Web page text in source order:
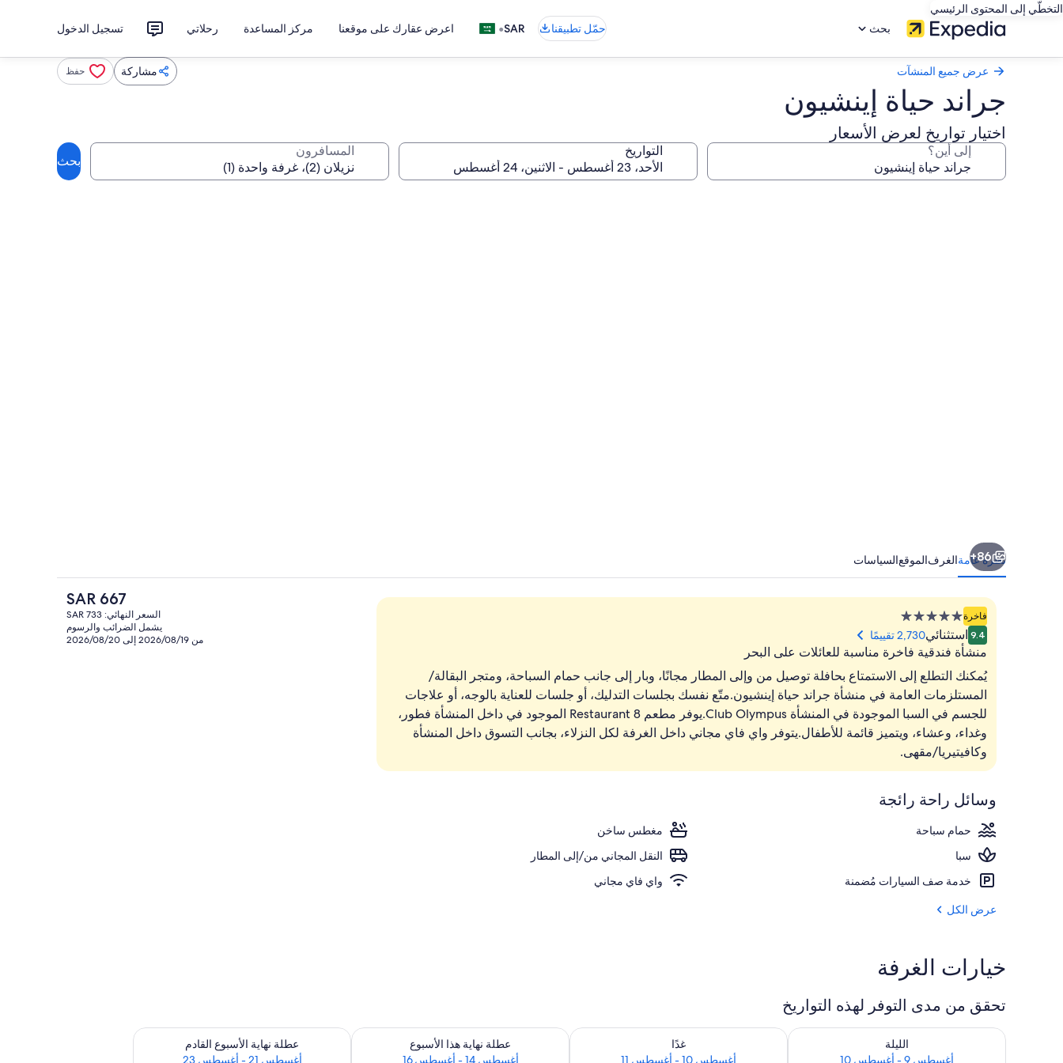
التخطّي إلى المحتوى الرئيسي
بحث
حمّل تطبيقنا SAR
• اعرض عقارك على موقعنا مركز المساعدة رحلاتي تسجيل الدخول
عرض جميع المنشآت مشاركة حفظ
جراند حياة إينشيون
اختيار تواريخ لعرض الأسعار
إلى أين؟ التواريخ المسافرون
بحث
من حمّامات السباحة المغطاة
أغطية فراش متميزة وألحفة محشوة
86+
نظرة عامةالغرفالموقعالسياسات
فاخرةمنشأة
فندقية
مصنفة
بـ
5.0
نجوم
9.4 استثنائي2,730 تقييمًا
منشأة فندقية فاخرة مناسبة للعائلات على البحر
يُمكنك التطلع إلى الاستمتاع بحافلة توصيل من وإلى المطار مجانًا، وبار إلى جانب حمام السباحة، ومتجر البقالة/
المستلزمات العامة في منشأة جراند حياة إينشيون.متّع نفسك بجلسات التدليك، أو جلسات للعناية بالوجه، أو علاجات
للجسم في السبا الموجودة في المنشأة Club Olympus.يوفر مطعم Restaurant 8 الموجود في داخل المنشأة فطور،
وغداء، وعشاء، ويتميز قائمة للأطفال.يتوفر واي فاي مجاني داخل الغرفة لكل النزلاء، بجانب التسوق داخل المنشأة
وكافيتيريا/مقهى.
وسائل راحة رائجة
حمام سباحة
مغطس ساخن
سبا
النقل المجاني من/إلى المطار
خدمة صف السيارات مُضمنة
واي فاي مجاني
عرض الكل
السعر
الحالي
هو
SAR
SAR 667
السعر النهائي: SAR 733
يشمل الضرائب والرسوم
من 2026/08/19 إلى 2026/08/20
خيارات الغرفة
تحقق من مدى التوفر لهذه التواريخ
الليلة
أغسطس 9 - أغسطس 10
تحقق من مدى التوفر لليلة للفترة أغسطس 9 - أغسطس 10
غدًا
أغسطس 10 - أغسطس 11
تحقق من مدى التوفر لغد للفترة أغسطس 10 - أغسطس 11
عطلة نهاية هذا الأسبوع
أغسطس 14 - أغسطس 16
تحقق من مدى التوفر لعطلة نهاية هذا الأسبوع للفترة أغسطس 14 - أغسطس 16
عطلة نهاية الأسبوع القادم
أغسطس 21 - أغسطس 23
تحقق من مدى التوفر لعطلة نهاية الأسبوع القادم للفترة أغسطس 21 - أغسطس 23